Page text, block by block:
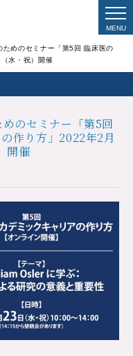
ためのセミナー「第5回 臨床医の
水・祝）開催
のセミナー「第5回
作り方」2022年2月
開催